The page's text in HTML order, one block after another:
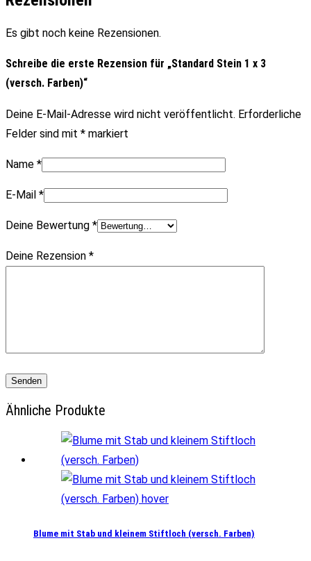
Es gibt noch keine Rezensionen.
Schreibe die erste Rezension für „Standard Stein 1 x 3
(versch. Farben)“
Deine E-Mail-Adresse wird nicht veröffentlicht. Erforderliche
Felder sind mit * markiert
Name *
E-Mail *
Deine Bewertung *
Deine Rezension *
Ähnliche Produkte
Blume mit Stab und kleinem Stiftloch (versch. Farben)